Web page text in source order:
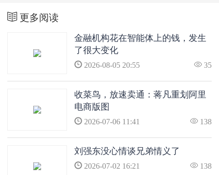
更多阅读
金融机构花在智能体上的钱，发生
了很大变化
2026-08-05 20:55 35
收菜鸟，放速卖通：蒋凡重划阿里
电商版图
2026-07-06 11:41 138
刘强东没心情谈兄弟情义了
2026-07-02 16:21 138